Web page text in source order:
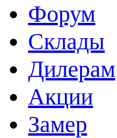
Форум
Склады
Дилерам
Акции
Замер